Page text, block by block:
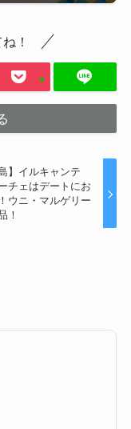
！
】イルキャンテ
チェはデートにお
ウニ・マルゲリー
！